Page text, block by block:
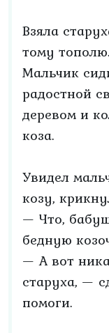
Взяла
тому тополю.
Мальчик
радостной
деревом и
коза.
Увидел
козу,
— Что,
бедную
— А вот
старуха, —
помоги.